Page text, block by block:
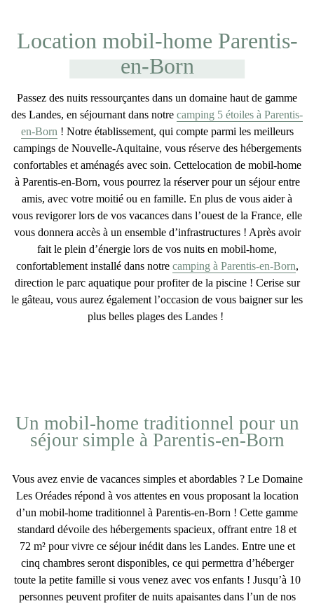
Location mobil-home Parentis-
en-Born
Passez des nuits ressourçantes dans un domaine haut de gamme
des Landes, en séjournant dans notre camping 5 étoiles à Parentis-
en-Born ! Notre établissement, qui compte parmi les meilleurs
campings de Nouvelle-Aquitaine, vous réserve des hébergements
confortables et aménagés avec soin. Cettelocation de mobil-home
à Parentis-en-Born, vous pourrez la réserver pour un séjour entre
amis, avec votre moitié ou en famille. En plus de vous aider à
vous revigorer lors de vos vacances dans l’ouest de la France, elle
vous donnera accès à un ensemble d’infrastructures ! Après avoir
fait le plein d’énergie lors de vos nuits en mobil-home,
confortablement installé dans notre camping à Parentis-en-Born,
direction le parc aquatique pour profiter de la piscine ! Cerise sur
le gâteau, vous aurez également l’occasion de vous baigner sur les
plus belles plages des Landes !
Un mobil-home traditionnel pour un
séjour simple à Parentis-en-Born
Vous avez envie de vacances simples et abordables ? Le Domaine
Les Oréades répond à vos attentes en vous proposant la location
d’un mobil-home traditionnel à Parentis-en-Born ! Cette gamme
standard dévoile des hébergements spacieux, offrant entre 18 et
72 m² pour vivre ceséjour inédit dans les Landes. Entre une et
cinq chambres seront disponibles, ce qui permettra d’héberger
toute la petite famille si vous venez avec vos enfants ! Jusqu’à 10
personnes peuvent profiter de nuits apaisantes dans l’un de nos